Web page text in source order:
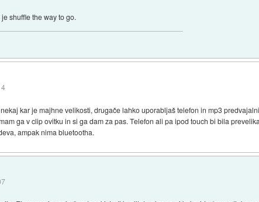
shuffle the way to go.
kar je majhne velikosti, drugače lahko uporabljaš telefon in mp3
ga v clip ovitku in si ga dam za pas. Telefon ali pa ipod touch bi bila
ampak nima bluetootha.